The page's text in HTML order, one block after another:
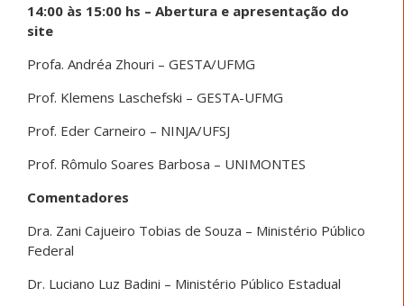
14:00 às 15:00 hs – Abertura e apresentação do
site
Profa. Andréa Zhouri – GESTA/UFMG
Prof. Klemens Laschefski – GESTA-UFMG
Prof. Eder Carneiro – NINJA/UFSJ
Prof. Rômulo Soares Barbosa – UNIMONTES
Comentadores
Dra. Zani Cajueiro Tobias de Souza – Ministério Público
Federal
Dr. Luciano Luz Badini – Ministério Público Estadual